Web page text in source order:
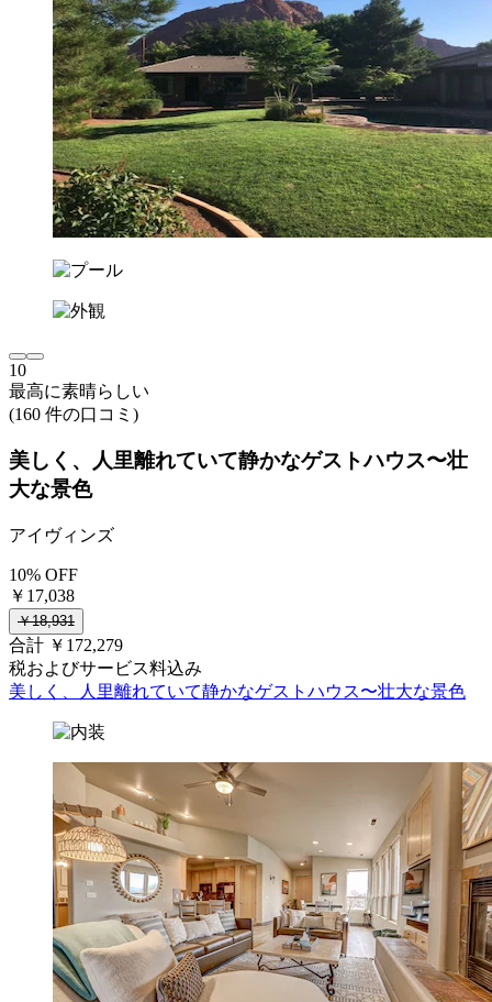
10
最高に素晴らしい
(160 件の口コミ)
美しく、人里離れていて静かなゲストハウス〜壮
大な景色
アイヴィンズ
10% OFF
￥17,038
￥18,931
合計 ￥172,279
税およびサービス料込み
美しく、人里離れていて静かなゲストハウス〜壮大な景色